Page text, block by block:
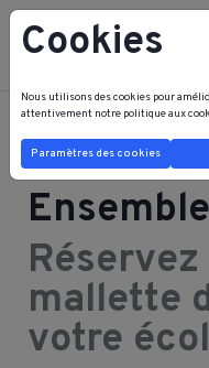
FRB FRI HOME
mallette
votre
Cookies
Nous utilisons des cookies pour
attentivement notre politique aux
Paramètres des cookies